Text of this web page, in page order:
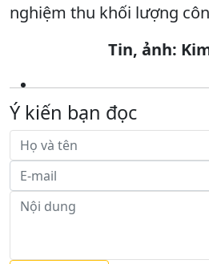
nghiệm thu khối lượng
Tin, ảnh:
Ý kiến bạn đọc